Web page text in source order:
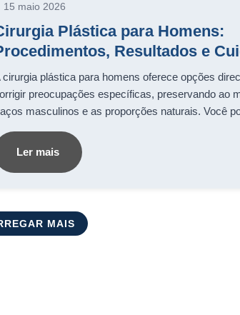
15 maio 2026
Plástica para Homens:
Resultados e
cirurgia plástica para homens oferece opções
preocupações específicas, preservando ao
masculinos e as proporções naturais. Você
Ler mais
MAIS